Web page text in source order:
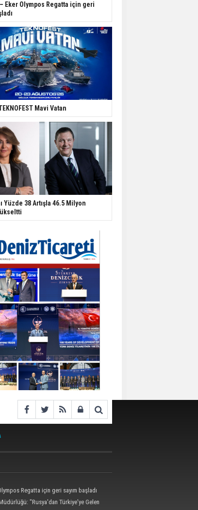
– Eker Olympos Regatta için geri
Mavi Vatan
Yüzde 38 Artışla 46.5 Milyon
Regatta için geri sayım başladı
"Rusya'dan Türkiye'ye Gelen